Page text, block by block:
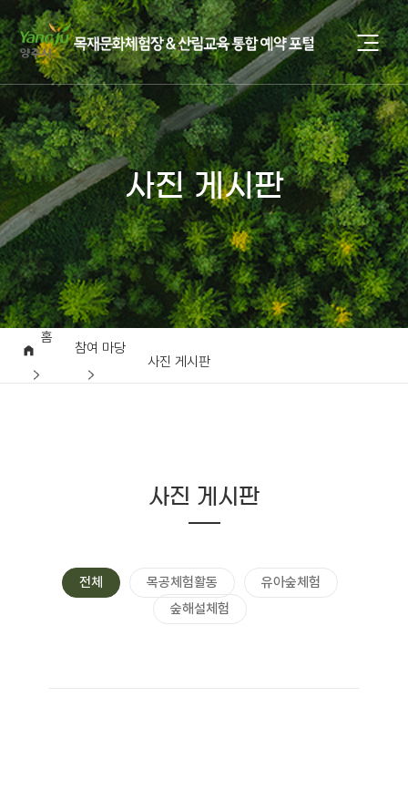
사진 게시판
홈
참여 마당
사진 게시판
사진 게시판
전체 목공체험활동
유아숲체험
숲해설체험